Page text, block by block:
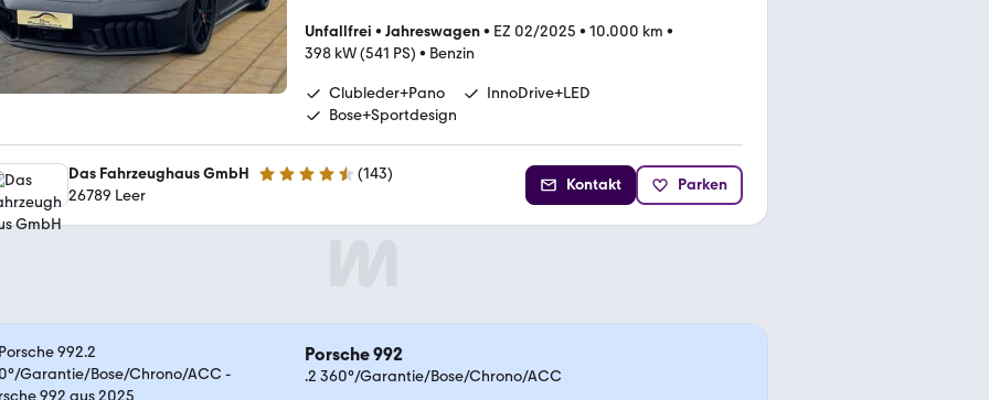
Unfallfrei • Jahreswagen• EZ 02/2025 • 10.000 km •
398 kW (541 PS) • Benzin
Clubleder+Pano
InnoDrive+LED
Bose+Sportdesign
Das Fahrzeughaus GmbH 4.5 Sterne (143)
26789 Leer
Kontakt Parken
Porsche 992
.2 360°/Garantie/Bose/Chrono/ACC